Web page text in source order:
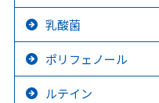
乳酸菌
ポリフェノール
ルテイン